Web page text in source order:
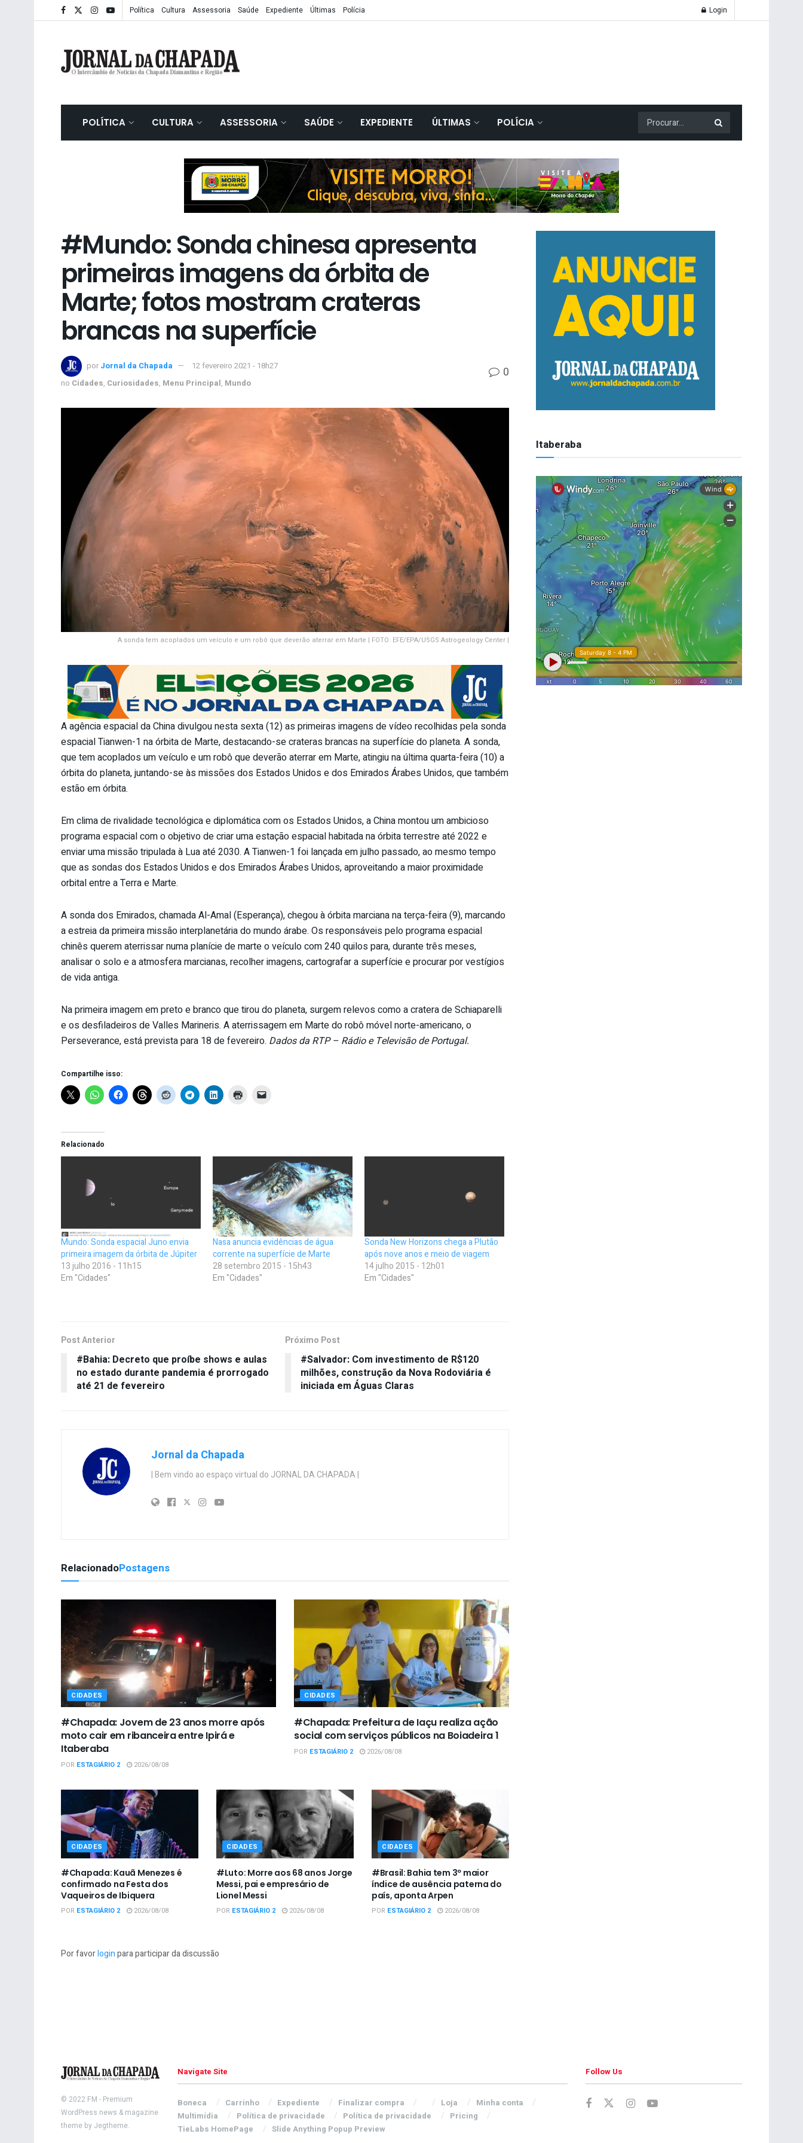
Política Cultura Assessoria Saúde Expediente Últimas Polícia Login
POLÍTICA CULTURA ASSESSORIA SAÚDE EXPEDIENTE ÚLTIMAS POLÍCIA
#Mundo: Sonda chinesa apresenta
primeiras imagens da órbita de
Marte; fotos mostram crateras
brancas na superfície
por Jornal da Chapada
12 fevereiro 2021 - 18h27
no Cidades, Curiosidades, Menu Principal, Mundo
0
A sonda tem acoplados um veículo e um robô que deverão aterrar em Marte | FOTO: EFE/EPA/USGS Astrogeology Center |
A agência espacial da China divulgou nesta sexta (12) as primeiras imagens de vídeo recolhidas pela sonda
espacial Tianwen-1 na órbita de Marte, destacando-se crateras brancas na superfície do planeta. A sonda,
que tem acoplados um veículo e um robô que deverão aterrar em Marte, atingiu na última quarta-feira (10) a
órbita do planeta, juntando-se às missões dos Estados Unidos e dos Emirados Árabes Unidos, que também
estão em órbita.
Em clima de rivalidade tecnológica e diplomática com os Estados Unidos, a China montou um ambicioso
programa espacial com o objetivo de criar uma estação espacial habitada na órbita terrestre até 2022 e
enviar uma missão tripulada à Lua até 2030. A Tianwen-1 foi lançada em julho passado, ao mesmo tempo
que as sondas dos Estados Unidos e dos Emirados Árabes Unidos, aproveitando a maior proximidade
orbital entre a Terra e Marte.
A sonda dos Emirados, chamada Al-Amal (Esperança), chegou à órbita marciana na terça-feira (9), marcando
a estreia da primeira missão interplanetária do mundo árabe. Os responsáveis pelo programa espacial
chinês querem aterrissar numa planície de marte o veículo com 240 quilos para, durante três meses,
analisar o solo e a atmosfera marcianas, recolher imagens, cartografar a superfície e procurar por vestígios
de vida antiga.
Na primeira imagem em preto e branco que tirou do planeta, surgem relevos como a cratera de Schiaparelli
e os desfiladeiros de Valles Marineris. A aterrissagem em Marte do robô móvel norte-americano, o
Perseverance, está prevista para 18 de fevereiro. Dados da RTP – Rádio e Televisão de Portugal.
Compartilhe isso:
Relacionado
Mundo: Sonda espacial Juno envia
primeira imagem da órbita de Júpiter
13 julho 2016 - 11h15
Em "Cidades"
Nasa anuncia evidências de água
corrente na superfície de Marte
28 setembro 2015 - 15h43
Em "Cidades"
Sonda New Horizons chega a Plutão
após nove anos e meio de viagem
14 julho 2015 - 12h01
Em "Cidades"
Post Anterior
#Bahia: Decreto que proíbe shows e aulas
no estado durante pandemia é prorrogado
até 21 de fevereiro
Próximo Post
#Salvador: Com investimento de R$120
milhões, construção da Nova Rodoviária é
iniciada em Águas Claras
Jornal da Chapada
| Bem vindo ao espaço virtual do JORNAL DA CHAPADA |
RelacionadoPostagens
CIDADES
#Chapada: Jovem de 23 anos morre após
moto cair em ribanceira entre Ipirá e
Itaberaba
POR ESTAGIÁRIO 2 2026/08/08
CIDADES
#Chapada: Prefeitura de Iaçu realiza ação
social com serviços públicos na Boiadeira 1
POR ESTAGIÁRIO 2 2026/08/08
CIDADES
#Chapada: Kauã Menezes é
confirmado na Festa dos
Vaqueiros de Ibiquera
POR ESTAGIÁRIO 2 2026/08/08
CIDADES
#Luto: Morre aos 68 anos Jorge
Messi, pai e empresário de
Lionel Messi
POR ESTAGIÁRIO 2 2026/08/08
CIDADES
#Brasil: Bahia tem 3º maior
índice de ausência paterna do
país, aponta Arpen
POR ESTAGIÁRIO 2 2026/08/08
Por favorloginpara participar da discussão
Itaberaba
© 2022 FM - Premium
WordPress news & magazine
theme by Jegtheme.
Navigate Site
Boneca Carrinho Expediente Finalizar compra Loja
Minha conta
Multimídia
Política de privacidade Política de privacidade
Pricing
TieLabs HomePage
Slide Anything Popup Preview
Follow Us